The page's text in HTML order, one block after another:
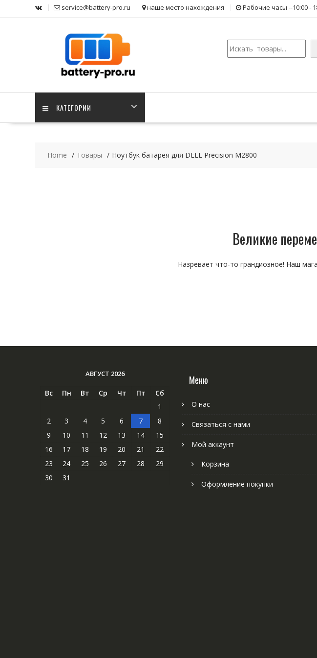
service@battery-pro.ru наше место нахождения Рабочие часы --10:00 -
Поиск
КАТЕГОРИИ
Home Товары Ноутбук батарея для DELL Precision M2800
Великие
Назревает что-то грандиозное! Наш
АВГУСТ 2026
Вс Пн Вт Ср Чт Пт
Сб
1
2
3 4 5 6 7
8
9
10 11 12 13 14
15
16
17 18 19 20 21
22
23
24 25 26 27 28
29
30
31
Меню
О нас
Связаться с нами
Мой аккаунт
Корзина
Оформление покупки